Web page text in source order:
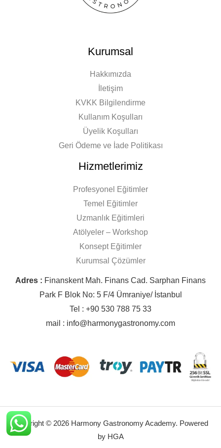
Kurumsal
Hakkımızda
İletişim
KVKK Bilgilendirme
Kullanım Koşulları
Üyelik Koşulları
Geri Ödeme ve İade Politikası
Hizmetlerimiz
Profesyonel Eğitimler
Temel Eğitimler
Uzmanlık Eğitimleri
Atölyeler – Workshop
Konsept Eğitimler
Kurumsal Çözümler
Adres : Finanskent Mah. Finans Cad. Sarphan Finans
Park F Blok No: 5 F/4 Ümraniye/ İstanbul
Tel : +90 530 788 75 33
mail : info@harmonygastronomy.com
Copyright © 2026 Harmony Gastronomy Academy. Powered
by HGA